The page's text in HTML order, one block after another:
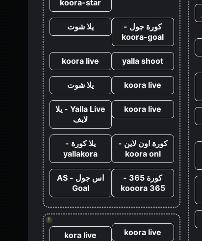
koora-star
كورة جول -
koora-goal
يلا شوت
yalla shoot
koora live
koora live يلا شوت
koora live
Yalla Live - يلا
لايف
كورة اون لاين -
koora onl
يلا كورة -
yallakora
كورة 365 -
kooora 365
اس جول - AS
Goal
!
koora live
kora live